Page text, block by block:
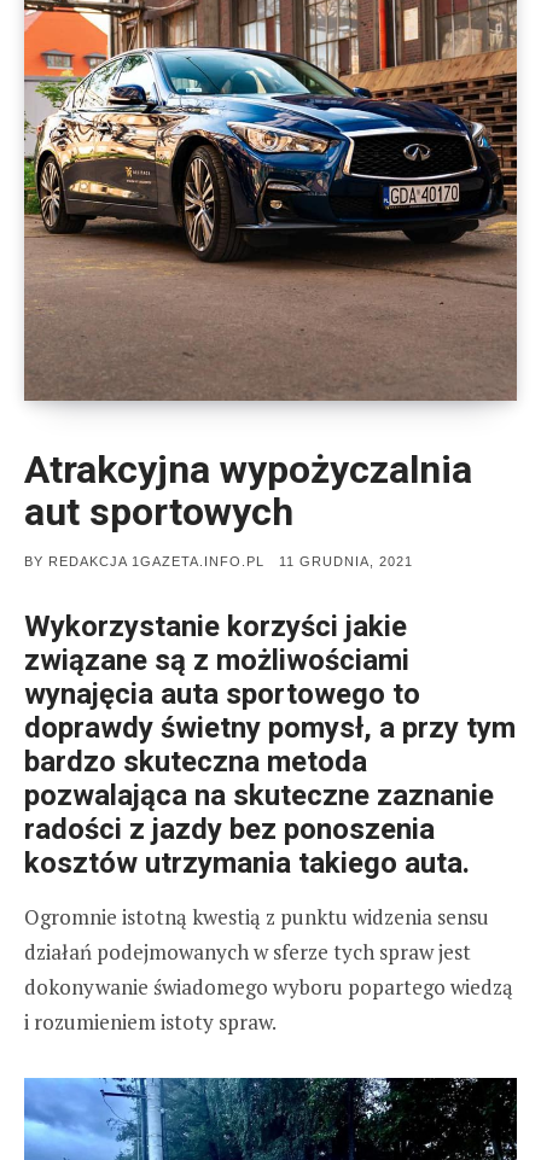
Atrakcyjna wypożyczalnia
aut sportowych
BY REDAKCJA 1GAZETA.INFO.PL
POSTED
11 GRUDNIA, 2021
Wykorzystanie korzyści jakie
związane są z możliwościami
wynajęcia auta sportowego to
doprawdy świetny pomysł, a przy tym
bardzo skuteczna metoda
pozwalająca na skuteczne zaznanie
radości z jazdy bez ponoszenia
kosztów utrzymania takiego auta.
Ogromnie istotną kwestią z punktu widzenia sensu
działań podejmowanych w sferze tych spraw jest
dokonywanie świadomego wyboru popartego wiedzą
i rozumieniem istoty spraw.